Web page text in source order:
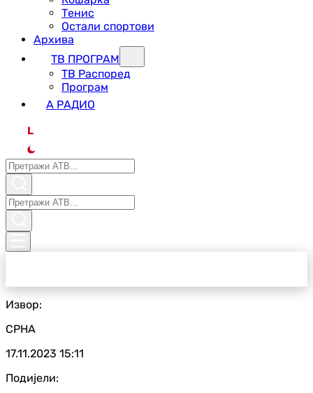
Тенис
Остали спортови
Архива
ТВ ПРОГРАМ
ТВ Распоред
Програм
А РАДИО
L
Извор:
СРНА
17.11.2023 15:11
Подијели: